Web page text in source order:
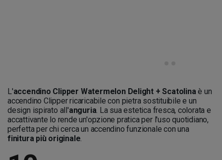
L'accendino Clipper Watermelon Delight + Scatolina è un
accendino Clipper ricaricabile con pietra sostituibile e un
design ispirato all'anguria. La sua estetica fresca, colorata e
accattivante lo rende un'opzione pratica per l'uso quotidiano,
perfetta per chi cerca un accendino funzionale con una
finitura più originale.